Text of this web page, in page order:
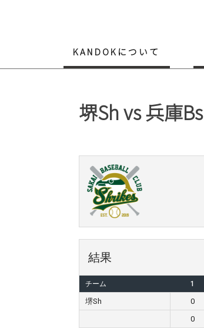
KANDOKについて
堺Sh vs 兵庫Bs
結果
チーム 1
堺Sh 0
0